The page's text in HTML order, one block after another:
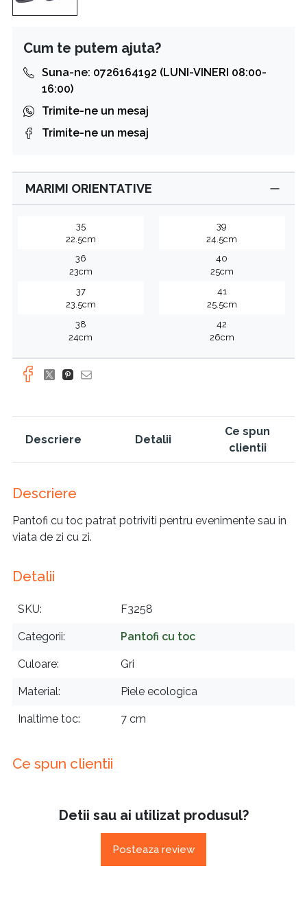
Cum te putem ajuta?
Suna-ne: 0726164192 (LUNI-VINERI 08:00-
16:00)
Trimite-ne un mesaj
Trimite-ne un mesaj
MARIMI ORIENTATIVE
35
22.5cm
36
23cm
37
23.5cm
38
24cm
39
24.5cm
40
25cm
41
25.5cm
42
26cm
Descriere Detalii
Ce spun
clientii
Descriere
Pantofi cu toc patrat potriviti pentru evenimente sau in
viata de zi cu zi.
Detalii
SKU F3258
Categorii Pantofi cu toc
Culoare Gri
Material Piele ecologica
Inaltime toc 7 cm
Ce spun clientii
Detii sau ai utilizat produsul?
Posteaza review